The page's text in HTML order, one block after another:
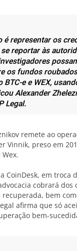
é representar os
reportar às
os fundos
BTC-e e WEX,
Alexander
Legal.
remete ao
Vinnik, preso em
CoinDesk, em troca
cobrará dos
bem
afirma que só
bem-